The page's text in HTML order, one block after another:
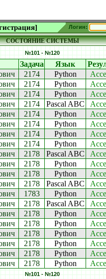
Логин:
СОСТОЯНИЕ СИСТЕМЫ
№101 - №120
Задача Язык
2174 Python
2174 Python
2174 Python
2174 Pascal ABC
2174 Python
2174 Python
2174 Python
2174 Python
2178 Pascal ABC
2178 Python
2178 Python
2178 Pascal ABC
1783 Python
2178 Pascal ABC
2178 Python
2178 Python
2178 Python
2178 Python
2178 Python
2178 Python
№101 - №120